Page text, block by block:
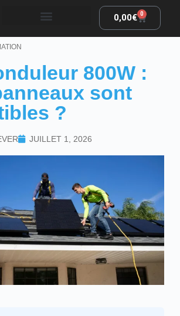
0,00€ 0
800W :
sont
?
JUILLET 1, 2026